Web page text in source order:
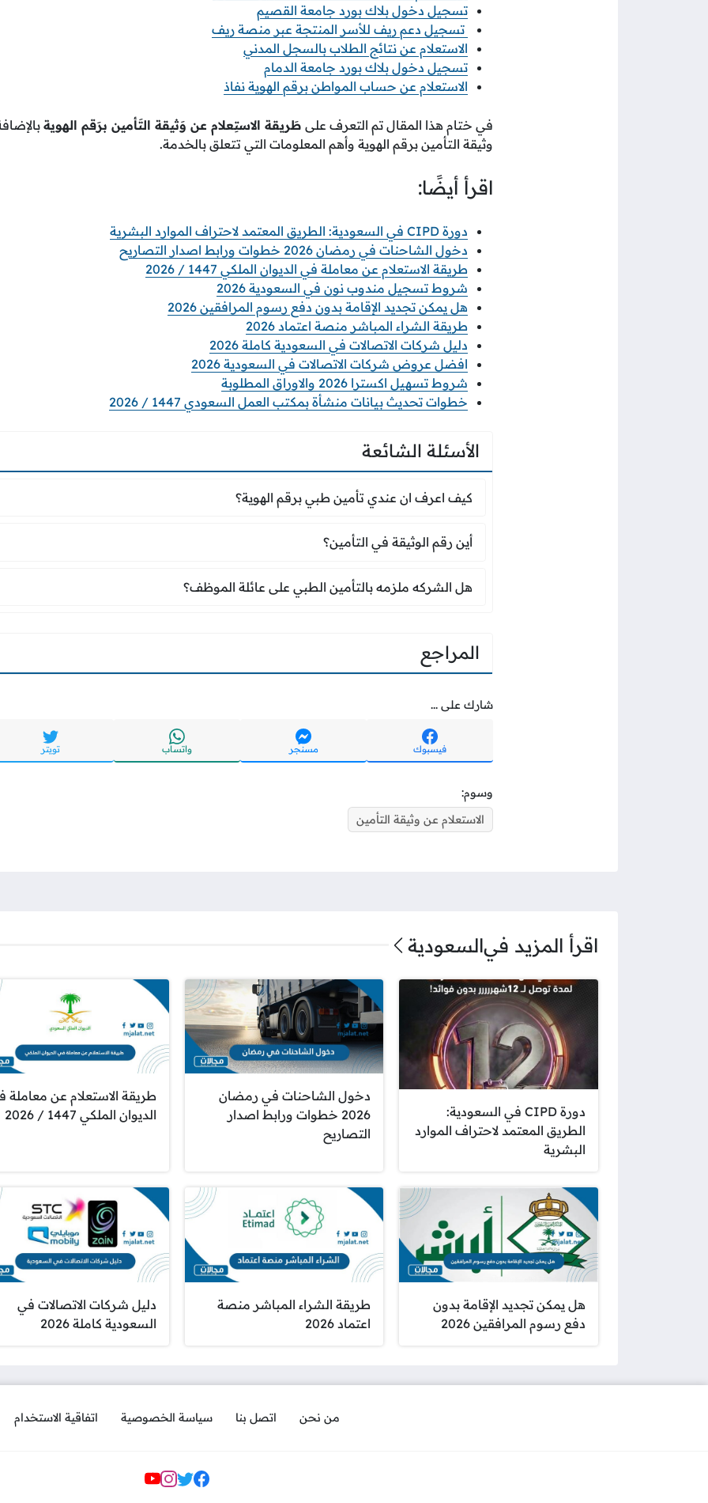
تسجيل دخول بلاك بورد جامعة القصيم
تسجيل دعم ريف للأسر المنتجة عبر منصة ريف
الاستعلام عن نتائج الطلاب بالسجل المدني
تسجيل دخول بلاك بورد جامعة الدمام
الاستعلام عن حساب المواطن برقم الهوية نفاذ
في ختام هذا المقال تم التعرف على طَريقة الاستِعلام عن وَثيقة التَأمين برَقم الهوية
وثيقة التأمين برقم الهوية وأهم المعلومات التي تتعلق بالخدمة.
اقرأ أيضًا:
دورة CIPD في السعودية: الطريق المعتمد لاحتراف الموارد البشرية
دخول الشاحنات في رمضان 2026 خطوات ورابط اصدار التصاريح
طريقة الاستعلام عن معاملة في الديوان الملكي 1447 / 2026
شروط تسجيل مندوب نون في السعودية 2026
هل يمكن تجديد الإقامة بدون دفع رسوم المرافقين 2026
طريقة الشراء المباشر منصة اعتماد 2026
دليل شركات الاتصالات في السعودية كاملة 2026
افضل عروض شركات الاتصالات في السعودية 2026
شروط تسهيل اكسترا 2026 والاوراق المطلوبة
خطوات تحديث بيانات منشأة بمكتب العمل السعودي 1447 / 2026
الأسئلة الشائعة
كيف اعرف ان عندي تأمين طبي برقم الهوية؟
كيف اعرف ان عندي تأمين طبي برقم الهوية؟
أين رقم الوثيقة في التأمين؟
أين رقم الوثيقة في التأمين؟
هل الشركه ملزمه بالتأمين الطبي على عائلة الموظف؟
هل الشركه ملزمه بالتأمين الطبي على عائلة الموظف؟
المراجع
شارك على ...
فيسبوك مسنجر واتساب تويتر
وسوم:
الاستعلام عن وثيقة التأمين
اقرأ المزيد فيالسعودية
دورة CIPD في السعودية:
الطريق المعتمد لاحتراف الموارد
البشرية
دخول الشاحنات في رمضان
2026 خطوات ورابط اصدار
التصاريح
طريقة الاستعلام عن معاملة
الديوان الملكي 1447 / 2026
هل يمكن تجديد الإقامة بدون
دفع رسوم المرافقين 2026
طريقة الشراء المباشر منصة
اعتماد 2026
دليل شركات الاتصالات في
السعودية كاملة 2026
من نحن اتصل بنا سياسة الخصوصية اتفاقية الاستخدام
مواقع التواصل